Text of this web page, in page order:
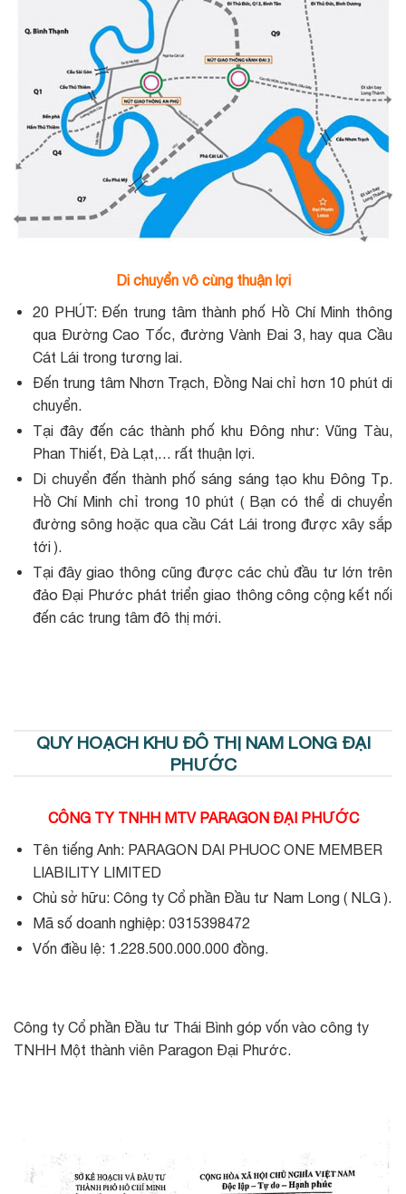
Di chuyển vô cùng thuận lợi
20 PHÚT: Đến trung tâm thành phố Hồ Chí Minh thông
qua Đường Cao Tốc, đường Vành Đai 3, hay qua Cầu
Cát Lái trong tương lai.
Đến trung tâm Nhơn Trạch, Đồng Nai chỉ hơn 10 phút di
chuyển.
Tại đây đến các thành phố khu Đông như: Vũng Tàu,
Phan Thiết, Đà Lạt,… rất thuận lợi.
Di chuyển đến thành phố sáng sáng tạo khu Đông Tp.
Hồ Chí Minh chỉ trong 10 phút ( Bạn có thể di chuyển
đường sông hoặc qua cầu Cát Lái trong được xây sắp
tới ).
Tại đây giao thông cũng được các chủ đầu tư lớn trên
đảo Đại Phước phát triển giao thông công cộng kết nối
đến các trung tâm đô thị mới.
QUY HOẠCH KHU ĐÔ THỊ NAM LONG ĐẠI
PHƯỚC
CÔNG TY TNHH MTV PARAGON ĐẠI PHƯỚC
Tên tiếng Anh: PARAGON DAI PHUOC ONE MEMBER
LIABILITY LIMITED
Chủ sở hữu: Công ty Cổ phần Đầu tư Nam Long ( NLG ).
Mã số doanh nghiệp: 0315398472
Vốn điều lệ: 1.228.500.000.000 đồng.
Công ty Cổ phần Đầu tư Thái Bình góp vốn vào công ty
TNHH Một thành viên Paragon Đại Phước.